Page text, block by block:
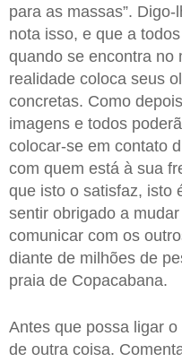
para as massas”.
nota isso, e que a
quando se encontra no
realidade coloca seus
concretas. Como
imagens e todos
colocar-se em contato
com quem está à sua
que isto o satisfaz, isto
sentir obrigado a
comunicar com os
diante de milhões de
praia de Copacabana.
Antes que possa ligar
de outra coisa.